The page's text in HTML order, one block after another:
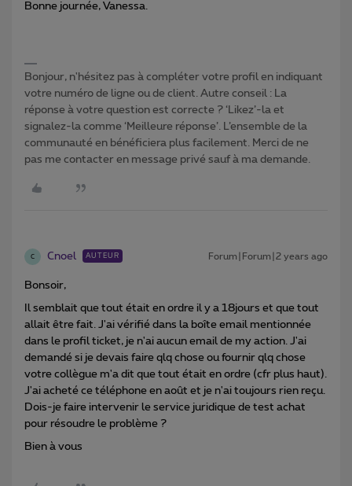
Bonne journée, Vanessa.
Bonjour, n'hésitez pas à compléter votre profil en indiquant
votre numéro de ligne ou de client. Autre conseil : La
réponse à votre question est correcte ? ‘Likez’-la et
signalez-la comme ‘Meilleure réponse’. L’ensemble de la
communauté en bénéficiera plus facilement. Merci de ne
pas me contacter en message privé sauf à ma demande.
C Cnoel AUTEUR Forum|Forum|2 years ago
Bonsoir,
Il semblait que tout était en ordre il y a 18jours et que tout
allait être fait. J'ai vérifié dans la boîte email mentionnée
dans le profil ticket, je n'ai aucun email de my action. J'ai
demandé si je devais faire qlq chose ou fournir qlq chose
votre collègue m'a dit que tout était en ordre (cfr plus haut).
J'ai acheté ce téléphone en août et je n'ai toujours rien reçu.
Dois-je faire intervenir le service juridique de test achat
pour résoudre le problème ?
Bien à vous